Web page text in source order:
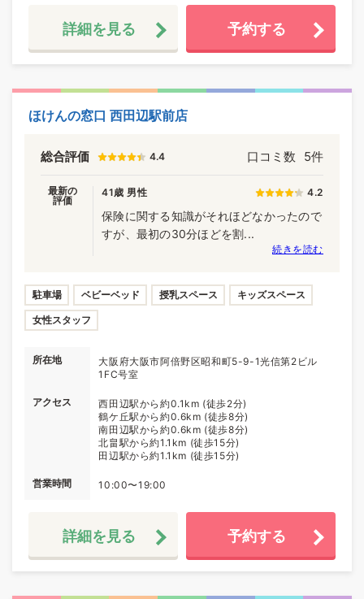
詳細を見る 予約する
ほけんの窓口 西田辺駅前店
総合評価 4.4 口コミ数 5件
最新の
評価
41歳 男性 4.2
保険に関する知識がそれほどなかったので
すが、最初の30分ほどを割...
続きを読む
駐車場 ベビーベッド 授乳スペース キッズスペース
女性スタッフ
所在地
大阪府大阪市阿倍野区昭和町5-9-1光信第2ビル
1FC号室
アクセス
西田辺駅から約0.1km (徒歩2分)
鶴ケ丘駅から約0.6km (徒歩8分)
南田辺駅から約0.6km (徒歩8分)
北畠駅から約1.1km (徒歩15分)
田辺駅から約1.1km (徒歩15分)
営業時間 10:00〜19:00
詳細を見る 予約する